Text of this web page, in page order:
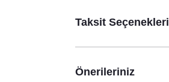
Taksit Seçenekleri
Önerileriniz